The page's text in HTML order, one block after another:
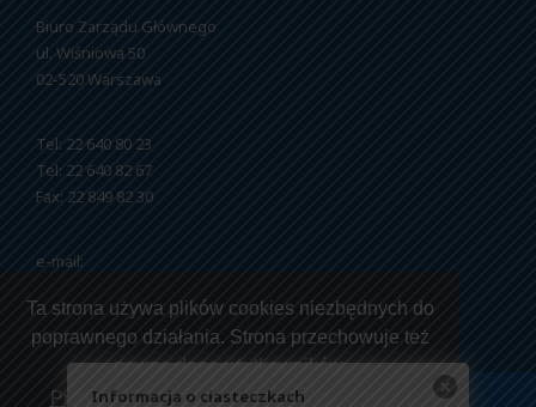
Ta strona używa plików cookies niezbędnych do
poprawnego działania. Strona przechowuje też
pewne dane użytkowników.
Przeczytaj jak korzystamy z twoich danych
Biuro Zarządu Głównego
ul. Wiśniowa 50
02-520 Warszawa
Tel: 22 640 80 23
Tel: 22 640 82 67
Fax: 22 849 82 30
e-mail:
Informacja o ciasteczkach